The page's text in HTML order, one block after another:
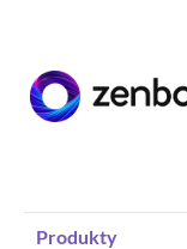
Produkty